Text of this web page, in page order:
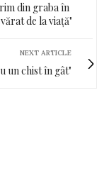
din graba în
de la viață"
NEXT ARTICLE
un chist în gât"